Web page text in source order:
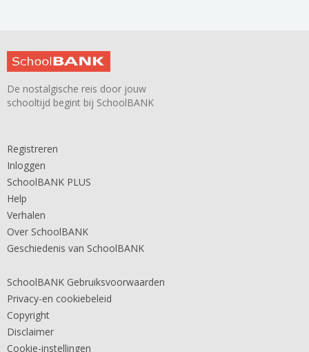
De nostalgische reis door jouw
schooltijd begint bij SchoolBANK
Registreren
Inloggen
SchoolBANK PLUS
Help
Verhalen
Over SchoolBANK
Geschiedenis van SchoolBANK
SchoolBANK Gebruiksvoorwaarden
Privacy-en cookiebeleid
Copyright
Disclaimer
Cookie-instellingen